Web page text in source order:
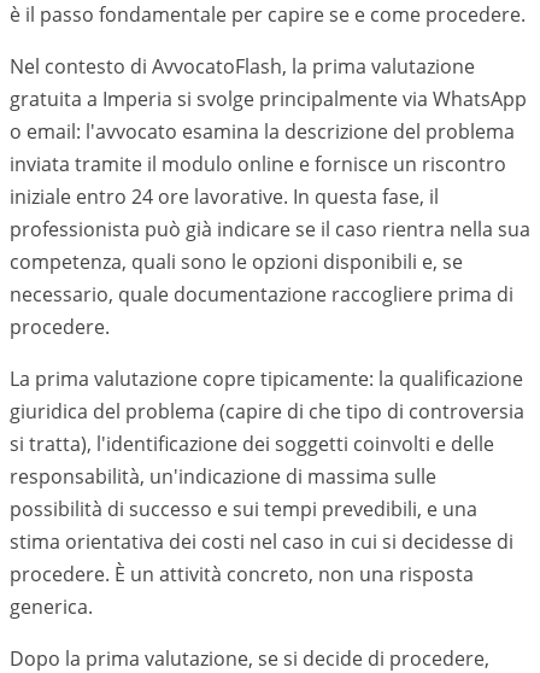
è il passo fondamentale per capire se e come procedere.
Nel contesto di AvvocatoFlash, la prima valutazione
gratuita a Imperia si svolge principalmente via WhatsApp
o email: l'avvocato esamina la descrizione del problema
inviata tramite il modulo online e fornisce un riscontro
iniziale entro 24 ore lavorative. In questa fase, il
professionista può già indicare se il caso rientra nella sua
competenza, quali sono le opzioni disponibili e, se
necessario, quale documentazione raccogliere prima di
procedere.
La prima valutazione copre tipicamente: la qualificazione
giuridica del problema (capire di che tipo di controversia
si tratta), l'identificazione dei soggetti coinvolti e delle
responsabilità, un'indicazione di massima sulle
possibilità di successo e sui tempi prevedibili, e una
stima orientativa dei costi nel caso in cui si decidesse di
procedere. È un attività concreto, non una risposta
generica.
Dopo la prima valutazione, se si decide di procedere,